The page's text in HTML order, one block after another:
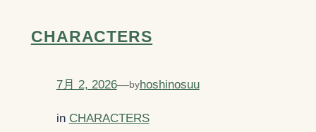
CHARACTERS
7月 2, 2026—byhoshinosuu
in CHARACTERS